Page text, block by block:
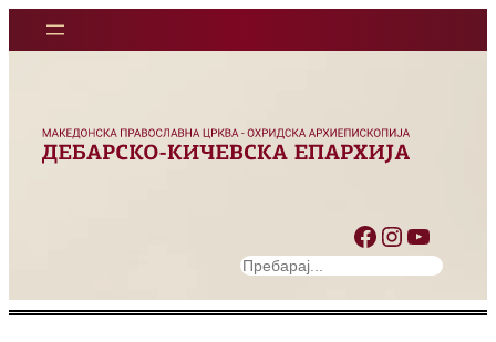
Facebook Instagram YouTube
S
a